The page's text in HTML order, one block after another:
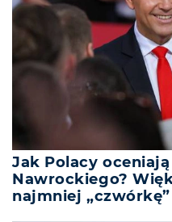
Jak Polacy
Nawrockiego?
najmniej „czwórkę”